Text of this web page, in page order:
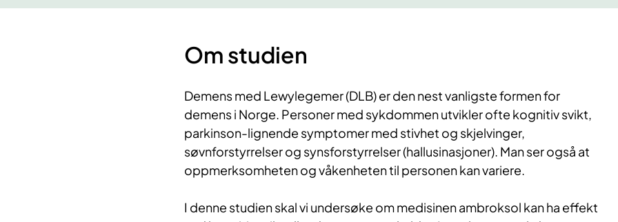
Om studien
Demens med Lewylegemer (DLB) er den nest vanligste formen for
demens i Norge. Personer med sykdommen utvikler ofte kognitiv svikt,
parkinson-lignende symptomer med stivhet og skjelvinger,
søvnforstyrrelser og synsforstyrrelser (hallusinasjoner). Man ser også at
oppmerksomheten og våkenheten til personen kan variere.
I denne studien skal vi undersøke om medisinen ambroksol kan ha effekt